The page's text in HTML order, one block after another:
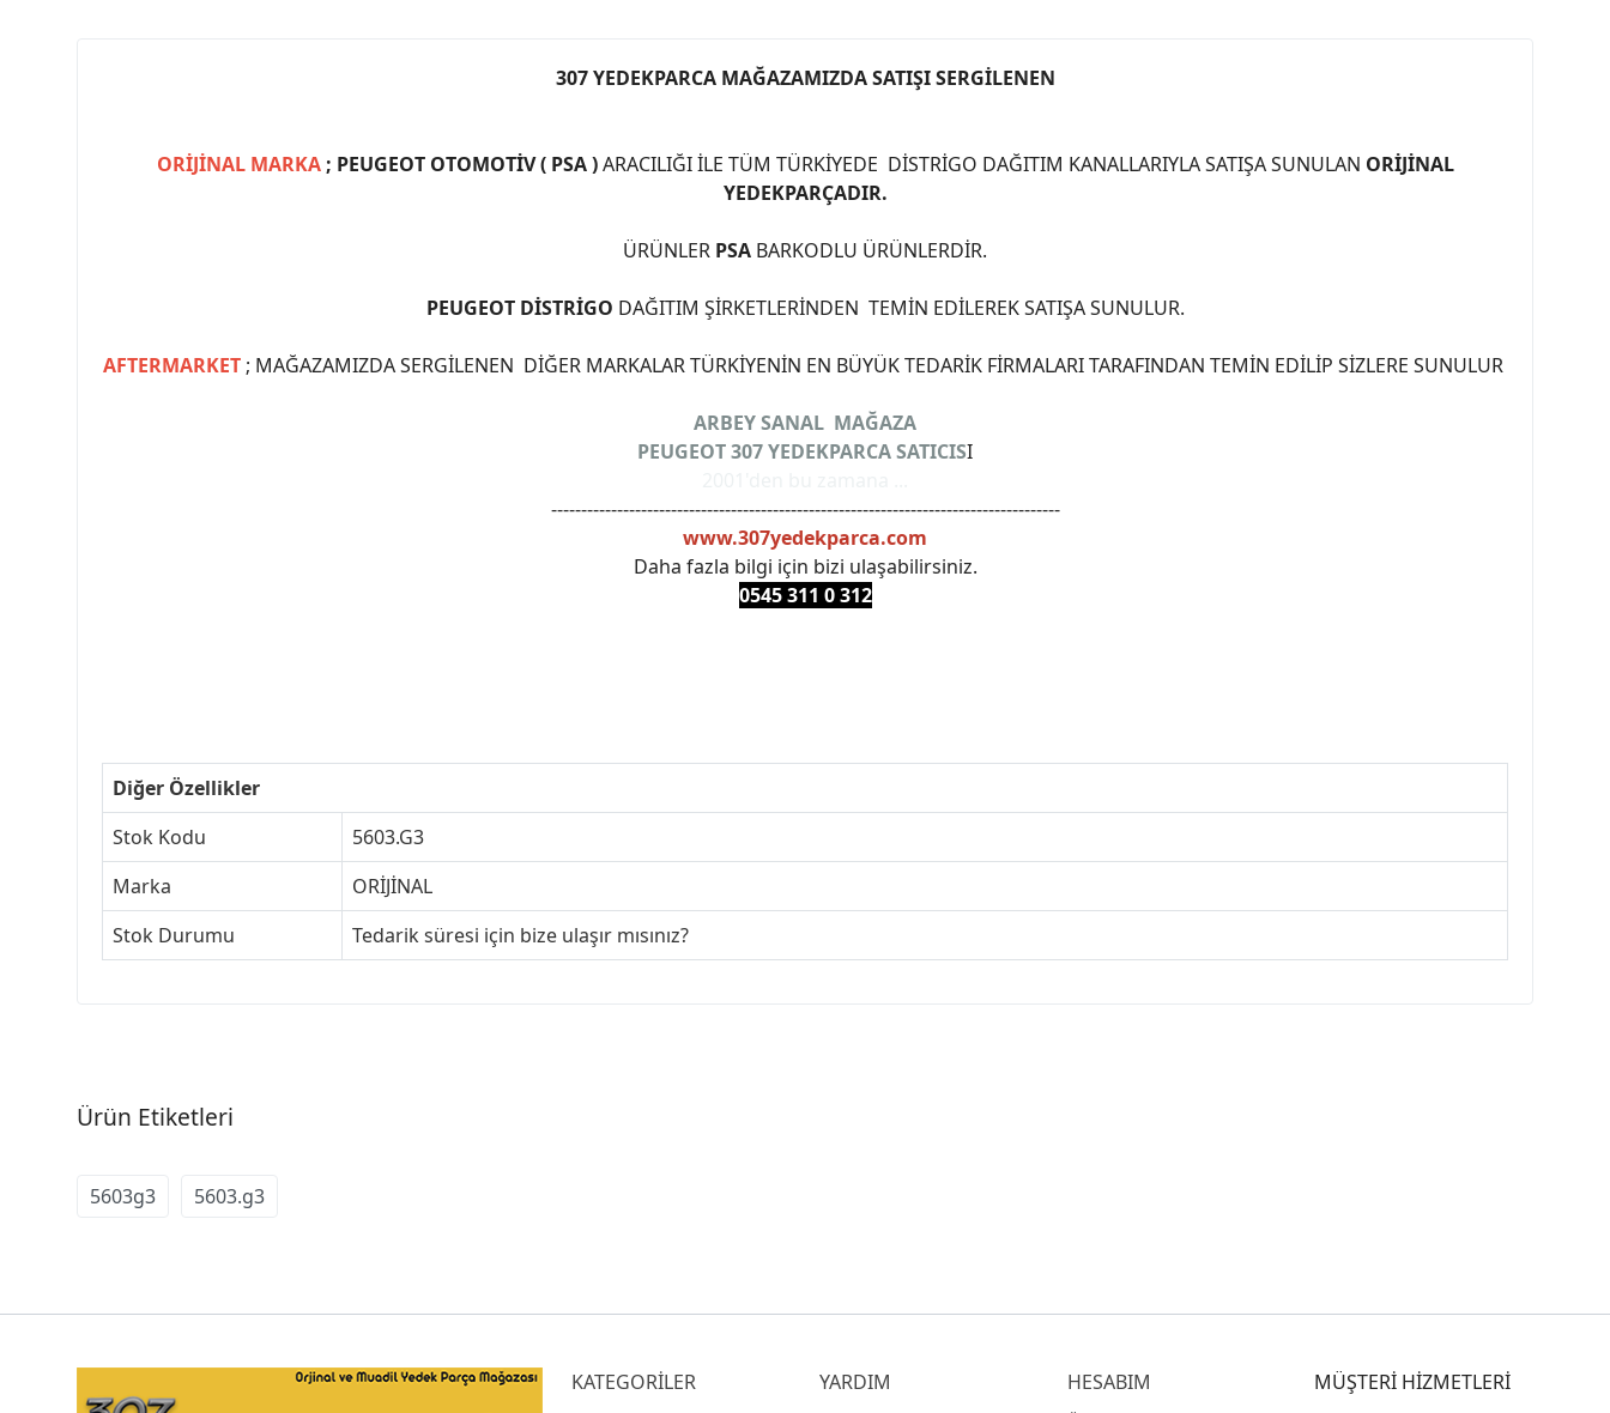
307 YEDEKPARCA MAĞAZAMIZDA SATIŞI SERGİLENEN
ORİJİNAL MARKA; PEUGEOT OTOMOTİV ( PSA )ARACILIĞI İLE TÜM TÜRKİYEDE DİSTRİGO DAĞITIM KANALLARIYLA SATIŞA SUNULAN ORİJİNAL
YEDEKPARÇADIR.
ÜRÜNLER PSA BARKODLU ÜRÜNLERDİR.
PEUGEOT DİSTRİGO DAĞITIM ŞİRKETLERİNDEN TEMİN EDİLEREK SATIŞA SUNULUR.
AFTERMARKET ; MAĞAZAMIZDA SERGİLENEN DİĞER MARKALAR TÜRKİYENİN EN BÜYÜK TEDARİK FİRMALARI TARAFINDAN TEMİN EDİLİP SİZLERE SUNULUR
ARBEY SANAL MAĞAZA
PEUGEOT 307 YEDEKPARCA SATICISI
-------------------------------------------------------------------------------------
www.307yedekparca.com
Daha fazla bilgi için bizi ulaşabilirsiniz.
0545 311 0 312
Diğer Özellikler
Stok Kodu
5603.G3
Marka
ORİJİNAL
Stok Durumu
Tedarik süresi için bize ulaşır mısınız?
Ürün Etiketleri
5603g3 5603.g3
KATEGORİLER YARDIM HESABIM MÜŞTERİ HİZMETLERİ